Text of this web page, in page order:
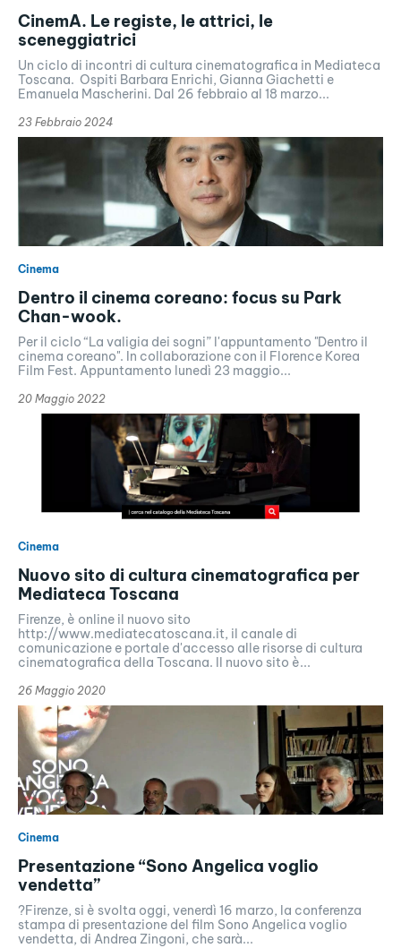
CinemA. Le registe, le attrici, le
sceneggiatrici
Un ciclo di incontri di cultura cinematografica in Mediateca
Toscana. Ospiti Barbara Enrichi, Gianna Giachetti e
Emanuela Mascherini. Dal 26 febbraio al 18 marzo...
23 Febbraio 2024
Cinema
Dentro il cinema coreano: focus su Park
Chan-wook.
Per il ciclo “La valigia dei sogni” l'appuntamento "Dentro il
cinema coreano". In collaborazione con il Florence Korea
Film Fest. Appuntamento lunedì 23 maggio...
20 Maggio 2022
Cinema
Nuovo sito di cultura cinematografica per
Mediateca Toscana
Firenze, è online il nuovo sito
http://www.mediatecatoscana.it, il canale di
comunicazione e portale d'accesso alle risorse di cultura
cinematografica della Toscana. Il nuovo sito è...
26 Maggio 2020
Cinema
Presentazione “Sono Angelica voglio
vendetta”
?Firenze, si è svolta oggi, venerdì 16 marzo, la conferenza
stampa di presentazione del film Sono Angelica voglio
vendetta, di Andrea Zingoni, che sarà...